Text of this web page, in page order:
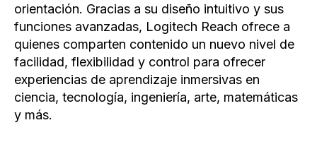
orientación. Gracias a su diseño intuitivo y sus
funciones avanzadas, Logitech Reach ofrece a
quienes comparten contenido un nuevo nivel de
facilidad, flexibilidad y control para ofrecer
experiencias de aprendizaje inmersivas en
ciencia, tecnología, ingeniería, arte, matemáticas
y más.